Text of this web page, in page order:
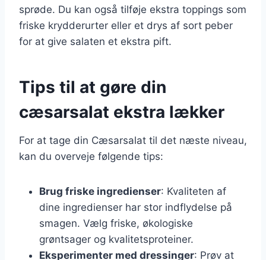
sprøde. Du kan også tilføje ekstra toppings som
friske krydderurter eller et drys af sort peber
for at give salaten et ekstra pift.
Tips til at gøre din
cæsarsalat ekstra lækker
For at tage din Cæsarsalat til det næste niveau,
kan du overveje følgende tips:
Brug friske ingredienser: Kvaliteten af
dine ingredienser har stor indflydelse på
smagen. Vælg friske, økologiske
grøntsager og kvalitetsproteiner.
Eksperimenter med dressinger: Prøv at